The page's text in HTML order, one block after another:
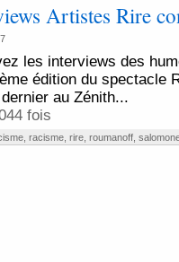
Artistes Rire
les interviews des
édition du spectacle
au Zénith...
fois
, racisme, rire, roumanoff,